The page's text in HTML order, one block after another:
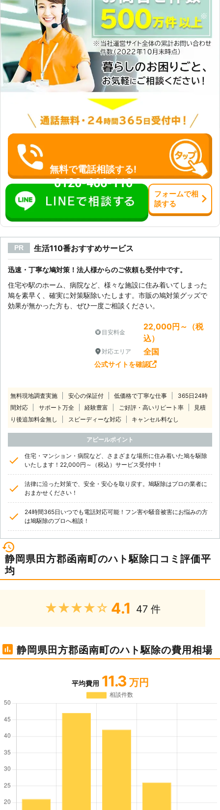
わせて、上記の対策で鳩を追い払うこ
とができます。施工後は、鳩から受け
るストレスから解放されるので、ぜひ
とも弊社に鳩対策をお任せください。
無料で電話相談する!
0120-466-110
フォームで相
談する
PR 生活110番おすすめサービス
迅速・丁寧な鳩対策！法人様からのご依頼も受付中です。
住宅や駅のホーム、病院など、様々な施設に住み着いてしまった
鳩を素早く、確実に対策駆除いたします。市販の鳩対策グッズで
効果が無かった方も、ぜひ一度ご相談ください。
目安料金
22,000円～（税
込）
対応エリア 全国
公式サイトを確認
無料現地調査実施 安心の保証付 低価格で丁寧な仕事
365日24時
間対応
サポート万全 経験豊富 ご好評・高いリピート率
見積
り後追加料金無し
スピーディーな対応 キャンセル料なし
アピールポイント
住宅・マンション・病院など、さまざまな場所に住み着いた鳩を駆除
いたします！22,000円～（税込）サービス受付中！
法律に沿った対策で、安全・安心を取り戻す。鳩駆除はプロの業者に
おまかせください！
24時間365日いつでも電話対応可能！フン害や騒音被害にお悩みの方
は鳩駆除のプロへ相談！
静岡県田方郡函南町のハト駆除口コミ評価平
均
★★★★★ 4.1 47 件
静岡県田方郡函南町のハト駆除の費用相場
平均費用 11.3 万円